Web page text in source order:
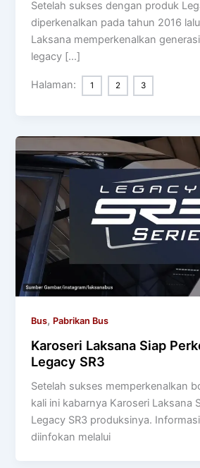
Setelah sukses dengan produk
diperkenalkan pada tahun 2016
Laksana memperkenalkan
legacy […]
Halaman: 1 2 3
Bus, Pabrikan Bus
Karoseri Laksana Siap
Legacy SR3
Setelah sukses memperkenalkan
kali ini kabarnya Karoseri Laksana
Legacy SR3 produksinya.
diinfokan melalui